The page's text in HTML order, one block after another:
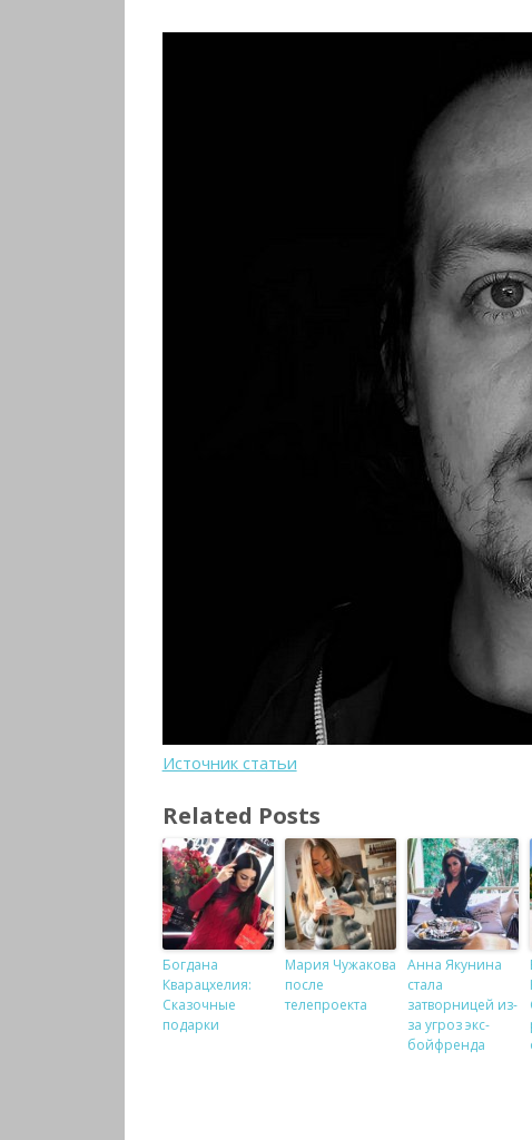
Источник статьи
Related Posts
Богдана
Кварацхелия:
Сказочные
подарки
Мария Чужакова
после
телепроекта
Анна Якунина
стала
затворницей из-
за угроз экс-
бойфренда